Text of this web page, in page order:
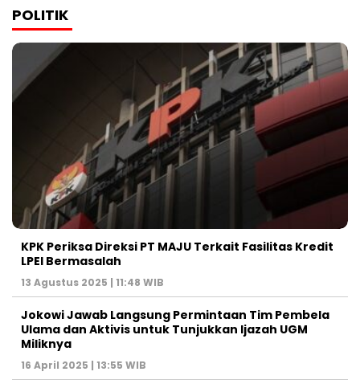
POLITIK
KPK Periksa Direksi PT MAJU Terkait Fasilitas Kredit
LPEI Bermasalah
13 Agustus 2025 | 11:48 WIB
Jokowi Jawab Langsung Permintaan Tim Pembela
Ulama dan Aktivis untuk Tunjukkan Ijazah UGM
Miliknya
16 April 2025 | 13:55 WIB